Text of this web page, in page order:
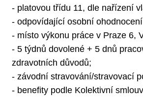
- platovou třídu 11, dle nařízení
- odpovídající osobní
- místo výkonu práce v Praze 6,
- 5 týdnů dovolené + 5 dnů
zdravotních důvodů;
- závodní stravování/stravovací
- benefity podle Kolektivní